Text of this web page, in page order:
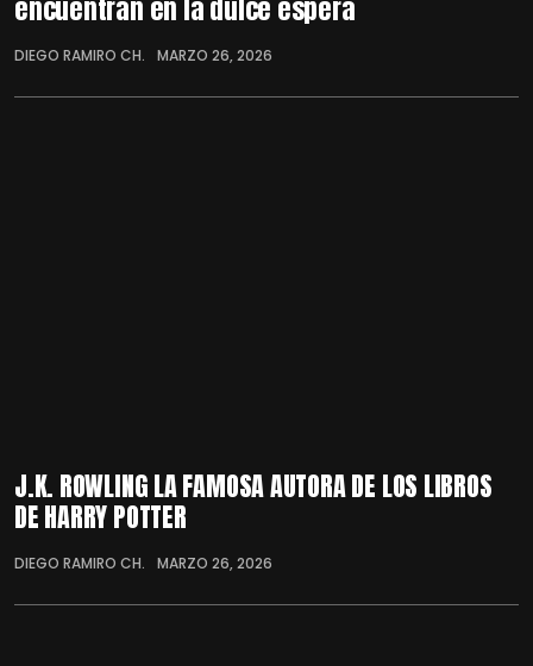
encuentran en la dulce espera
DIEGO RAMIRO CH. MARZO 26, 2026
J.K. ROWLING LA FAMOSA AUTORA DE LOS LIBROS
DE HARRY POTTER
DIEGO RAMIRO CH. MARZO 26, 2026